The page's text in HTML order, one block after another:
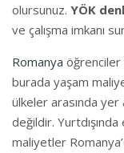
olursunuz. YÖK
ve çalışma imkanı
Romanya öğrenciler
burada yaşam
ülkeler arasında
değildir.
maliyetler